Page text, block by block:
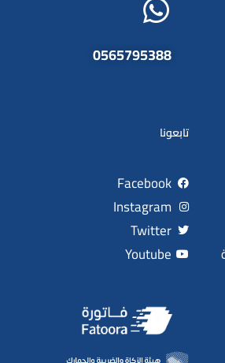
0565795388
تابعونا
Facebook
Instagram
Twitter
Youtube